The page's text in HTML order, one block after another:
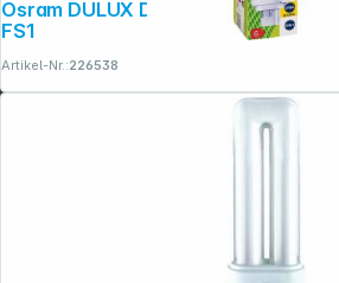
Osram DULUX D/E Energiesparlampe 18W/827 G24Q-2
FS1
Artikel-Nr.:226538